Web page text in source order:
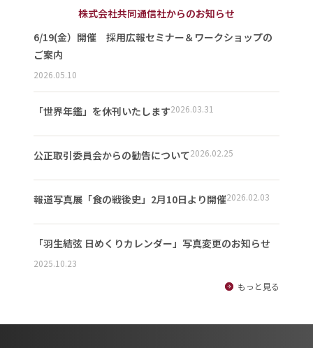
株式会社共同通信社からのお知らせ
6/19(金）開催 採用広報セミナー＆ワークショップの
ご案内
2026.05.10
「世界年鑑」を休刊いたします2026.03.31
公正取引委員会からの勧告について2026.02.25
報道写真展「食の戦後史」2月10日より開催2026.02.03
「羽生結弦 日めくりカレンダー」写真変更のお知らせ
2025.10.23
もっと見る